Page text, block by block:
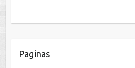
Paginas